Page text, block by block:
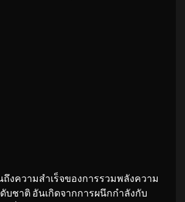
ความสำเร็จของการรวมพลังความ
บชาติ อันเกิดจากการผนึกกำลังกับ